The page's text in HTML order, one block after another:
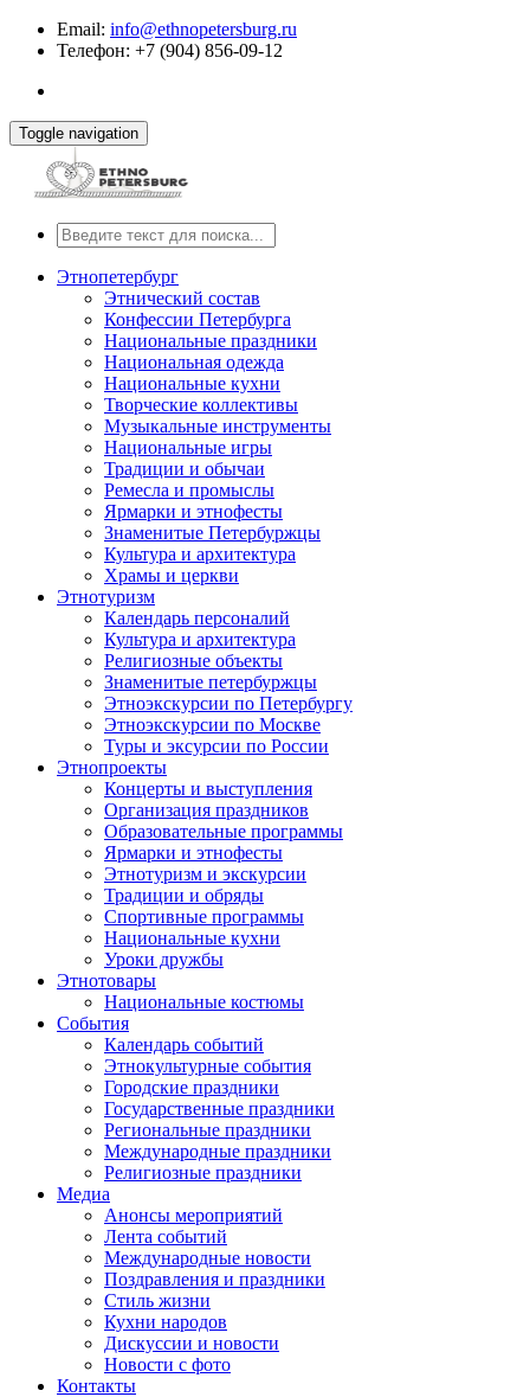
Email: info@ethnopetersburg.ru
Телефон: +7 (904) 856-09-12
Toggle navigation
Этнопетербург
Этнический состав
Конфессии Петербурга
Национальные праздники
Национальная одежда
Национальные кухни
Творческие коллективы
Музыкальные инструменты
Национальные игры
Традиции и обычаи
Ремесла и промыслы
Ярмарки и этнофесты
Знаменитые Петербуржцы
Культура и архитектура
Храмы и церкви
Этнотуризм
Календарь персоналий
Культура и архитектура
Религиозные объекты
Знаменитые петербуржцы
Этноэкскурсии по Петербургу
Этноэкскурсии по Москве
Туры и эксурсии по России
Этнопроекты
Концерты и выступления
Организация праздников
Образовательные программы
Ярмарки и этнофесты
Этнотуризм и экскурсии
Традиции и обряды
Спортивные программы
Национальные кухни
Уроки дружбы
Этнотовары
Национальные костюмы
События
Календарь событий
Этнокультурные события
Городские праздники
Государственные праздники
Региональные праздники
Международные праздники
Религиозные праздники
Медиа
Анонсы мероприятий
Лента событий
Международные новости
Поздравления и праздники
Cтиль жизни
Кухни народов
Дискуссии и новости
Новости с фото
Контакты